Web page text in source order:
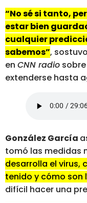
“No sé si tanto,
estar bien
cualquier
sabemos”,
en CNN radio
extenderse hasta
González García
tomó las medidas
desarrolla el virus,
tenido y cómo son
difícil hacer una